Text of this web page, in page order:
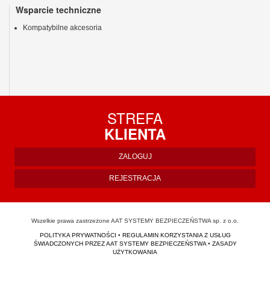
Wsparcie techniczne
Kompatybilne akcesoria
STREFA
KLIENTA
ZALOGUJ
REJESTRACJA
Wszelkie prawa zastrzeżone AAT SYSTEMY BEZPIECZEŃSTWA sp. z o.o.
POLITYKA PRYWATNOŚCI • REGULAMIN KORZYSTANIA Z USŁUG
ŚWIADCZONYCH PRZEZ AAT SYSTEMY BEZPIECZEŃSTWA• ZASADY
UŻYTKOWANIA